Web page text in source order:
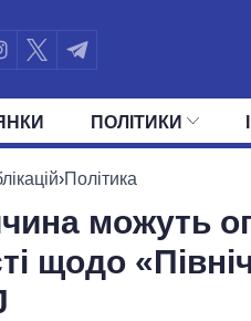
ПОЛIТИКИ
ПРЕЗИДЕНТ І ОФІС
›Політика
можуть
щодо